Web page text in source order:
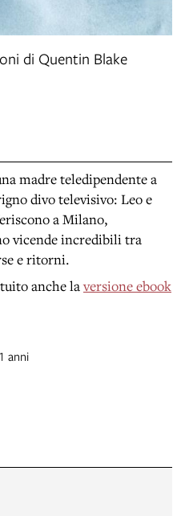
di Quentin Blake
madre teledipendente a
divo televisivo: Leo e
a Milano,
vicende incredibili tra
e ritorni.
anche laversione ebook
anni